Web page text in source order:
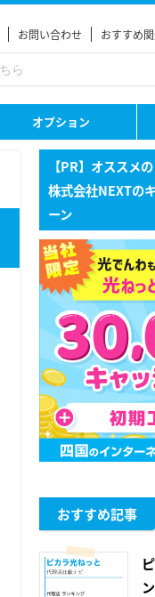
お問い合わせ おすすめ
オプション
【PR】オススメ
株式会社NEXTの
ーン
おすすめ記事